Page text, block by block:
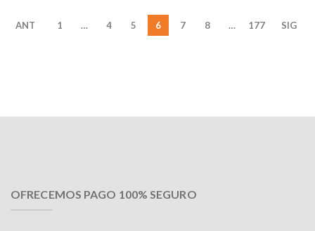
ANT 1 … 4 5 6 7 8 … 177 SIG
OFRECEMOS PAGO 100% SEGURO